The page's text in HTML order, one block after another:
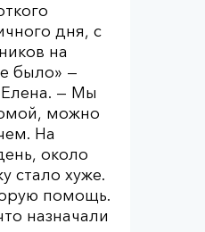
дня, с
на
было» —
— Мы
можно
На
около
стало хуже.
помощь.
назначали